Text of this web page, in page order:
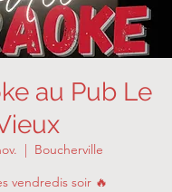
au Pub Le
  |
Boucherville
vendredis soir 🔥